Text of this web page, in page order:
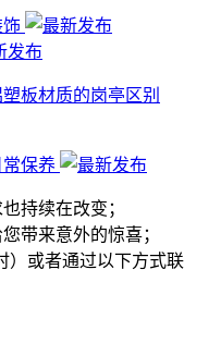
饰
板材质的岗亭区别
保养
持续在改变；
带来意外的惊喜；
）或者通过以下方式联